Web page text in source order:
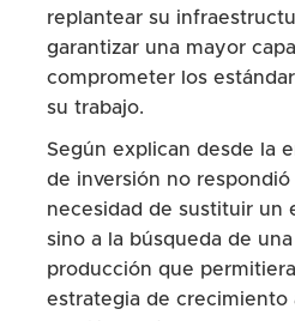
replantear su
garantizar una mayor
comprometer los
su trabajo.
Según explican desde la
de inversión no
necesidad de sustituir un
sino a la búsqueda de
producción que
estrategia de crecimiento